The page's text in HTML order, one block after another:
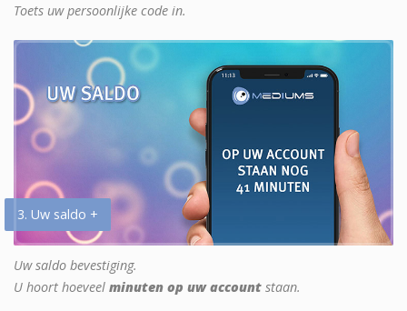
Toets uw persoonlijke code in.
3. Uw saldo +
Uw saldo bevestiging.
U hoort hoeveel minuten op uw account staan.